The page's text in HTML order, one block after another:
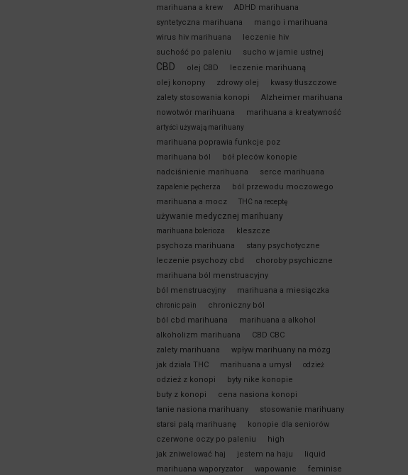
marihuana a krew
ADHD marihuana
syntetyczna marihuana
mango i marihuana
wirus hiv marihuana
leczenie hiv
suchość po paleniu
sucho w jamie ustnej
CBD olej CBD
leczenie marihuaną
olej konopny
zdrowy olej
kwasy tłuszczowe
zalety stosowania konopi
Alzheimer marihuana
nowotwór marihuana
marihuana a kreatywność
artyści używają marihuany
marihuana poprawia funkcje poz
marihuana ból
bół pleców konopie
nadciśnienie marihuana
serce marihuana
zapalenie pęcherza
ból przewodu moczowego
marihuana a mocz
THC na receptę
używanie medycznej marihuany
marihuana bolerioza
kleszcze
psychoza marihuana
stany psychotyczne
leczenie psychozy cbd
choroby psychiczne
marihuana ból menstruacyjny
ból menstruacyjny
marihuana a miesiączka
chronic pain
chroniczny ból
ból cbd marihuana
marihuana a alkohol
alkoholizm marihuana
CBD CBC
zalety marihuana
wpływ marihuany na mózg
jak działa THC
marihuana a umysł odzież
odzież z konopi
byty nike konopie
buty z konopi
cena nasiona konopi
tanie nasiona marihuany
stosowanie marihuany
starsi palą marihuanę
konopie dla seniorów
czerwone oczy po paleniu
high
jak zniwelować haj
jestem na haju
liquid
marihuana waporyzator
wapowanie
feminise